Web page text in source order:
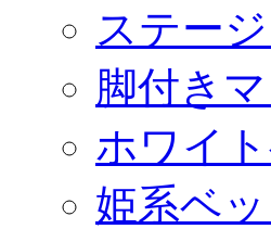
ステー
脚付き
ホワイ
姫系ベ